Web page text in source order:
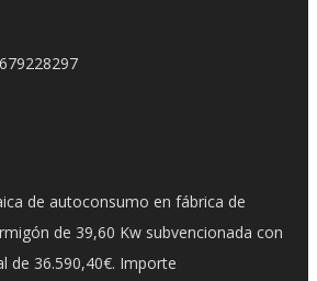
de autoconsumo en fábrica de
de 39,60 Kw subvencionada con
de 36.590,40€. Importe